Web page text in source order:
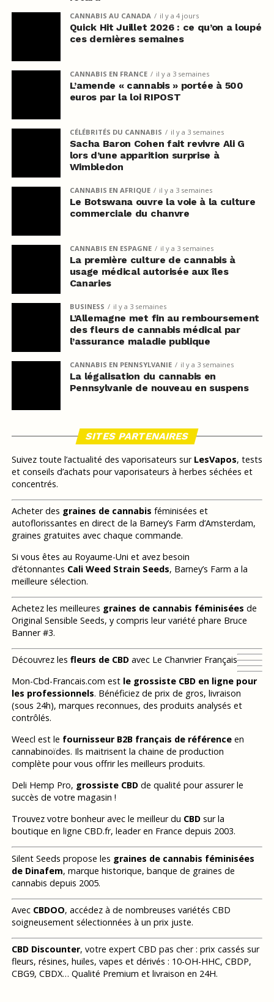
CANNABIS AU CANADA il y a 4 jours
Quick Hit Juillet 2026 : ce qu’on a loupé
ces dernières semaines
CANNABIS EN FRANCE il y a 3 semaines
L’amende « cannabis » portée à 500
euros par la loi RIPOST
CÉLÉBRITÉS DU CANNABIS il y a 3 semaines
Sacha Baron Cohen fait revivre Ali G
lors d’une apparition surprise à
Wimbledon
CANNABIS EN AFRIQUE il y a 3 semaines
Le Botswana ouvre la voie à la culture
commerciale du chanvre
CANNABIS EN ESPAGNE il y a 3 semaines
La première culture de cannabis à
usage médical autorisée aux îles
Canaries
BUSINESS il y a 3 semaines
L’Allemagne met fin au remboursement
des fleurs de cannabis médical par
l’assurance maladie publique
CANNABIS EN PENNSYLVANIE il y a 3 semaines
La légalisation du cannabis en
Pennsylvanie de nouveau en suspens
SITES PARTENAIRES
Suivez toute l’actualité des vaporisateurs sur LesVapos, tests
et conseils d’achats pour vaporisateurs à herbes séchées et
concentrés.
Acheter des graines de cannabis féminisées et
autoflorissantes en direct de la Barney’s Farm d’Amsterdam,
graines gratuites avec chaque commande.
Si vous êtes au Royaume-Uni et avez besoin
d’étonnantes Cali Weed Strain Seeds, Barney’s Farm a la
meilleure sélection.
Achetez les meilleures graines de cannabis féminisées de
Original Sensible Seeds, y compris leur variété phare Bruce
Banner #3.
Découvrez les fleurs de CBDavec Le Chanvrier Français
Mon-Cbd-Francais.com est le grossiste CBD en ligne pour
les professionnels. Bénéficiez de prix de gros, livraison
(sous 24h), marques reconnues, des produits analysés et
contrôlés.
Weecl est le fournisseur B2B français de référenceen
cannabinoïdes. Ils maitrisent la chaine de production
complète pour vous offrir les meilleurs produits.
Deli Hemp Pro, grossiste CBDde qualité pour assurer le
succès de votre magasin !
Trouvez votre bonheur avec le meilleur du CBDsur la
boutique en ligne CBD.fr, leader en France depuis 2003.
Silent Seeds propose les graines de cannabis féminisées
de Dinafem, marque historique, banque de graines de
cannabis depuis 2005.
Avec CBDOO, accédez à de nombreuses variétés CBD
soigneusement sélectionnées à un prix juste.
CBD Discounter, votre expert CBD pas cher : prix cassés sur
fleurs, résines, huiles, vapes et dérivés : 10-OH-HHC, CBDP,
CBG9, CBDX… Qualité Premium et livraison en 24H.